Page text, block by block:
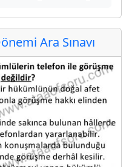
Ara Sınavı